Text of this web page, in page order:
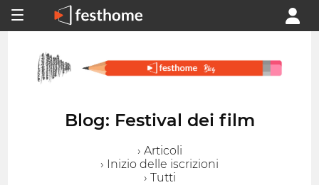
Blog: Festival dei film
› Articoli
› Inizio delle iscrizioni
› Tutti